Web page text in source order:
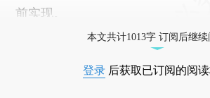
前实现。
本文共计1013字 订阅后继
登录 后获取已订阅的阅